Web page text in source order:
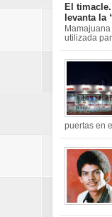
El
levanta la
utilizada
puertas en el